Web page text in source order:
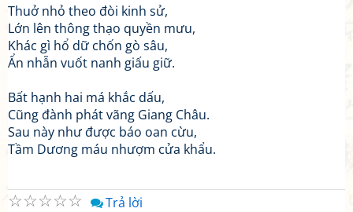
Thuở nhỏ theo đòi kinh sử,
Lớn lên thông thạo quyền mưu,
Khác gì hổ dữ chốn gò sâu,
Ẩn nhẫn vuốt nanh giấu giữ.
Bất hạnh hai má khắc dấu,
Cũng đành phát vãng Giang Châu.
Sau này như được báo oan cừu,
Tầm Dương máu nhượm cửa khẩu.
☆
☆
☆
☆
☆ Trả lời